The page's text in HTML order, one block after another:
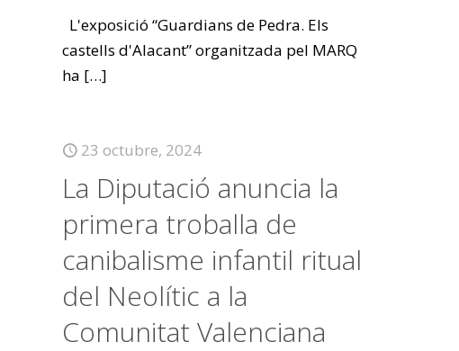
L'exposició “Guardians de Pedra. Els
castells d'Alacant” organitzada pel MARQ
ha […]
23 octubre, 2024
La Diputació anuncia la
primera troballa de
canibalisme infantil ritual
del Neolític a la
Comunitat Valenciana